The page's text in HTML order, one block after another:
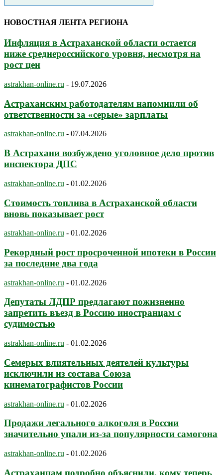
НОВОСТНАЯ ЛЕНТА РЕГИОНА
Инфляция в Астраханской области остается
ниже среднероссийского уровня, несмотря на
рост цен
astrakhan-online.ru - 19.07.2026
Астраханским работодателям напомнили об
ответственности за «серые» зарплаты
astrakhan-online.ru - 07.04.2026
В Астрахани возбуждено уголовное дело против
инспектора ДПС
astrakhan-online.ru - 01.02.2026
Стоимость топлива в Астраханской области
вновь показывает рост
astrakhan-online.ru - 01.02.2026
Рекордный рост просроченной ипотеки в России
за последние два года
astrakhan-online.ru - 01.02.2026
Депутаты ЛДПР предлагают пожизненно
запретить въезд в Россию иностранцам с
судимостью
astrakhan-online.ru - 01.02.2026
Семерых влиятельных деятелей культуры
исключили из состава Союза
кинематографистов России
astrakhan-online.ru - 01.02.2026
Продажи легального алкоголя в России
значительно упали из-за популярности самогона
astrakhan-online.ru - 01.02.2026
Астраханцам подробно объяснили, кому теперь